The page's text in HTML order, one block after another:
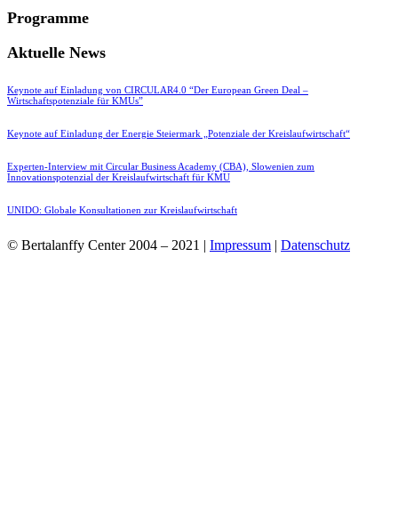
Programme
Aktuelle News
Keynote auf Einladung von CIRCULAR4.0 “Der European Green Deal –
Wirtschaftspotenziale für KMUs”
Keynote auf Einladung der Energie Steiermark „Potenziale der Kreislaufwirtschaft“
Experten-Interview mit Circular Business Academy (CBA), Slowenien zum
Innovationspotenzial der Kreislaufwirtschaft für KMU
UNIDO: Globale Konsultationen zur Kreislaufwirtschaft
© Bertalanffy Center 2004 – 2021 | Impressum | Datenschutz